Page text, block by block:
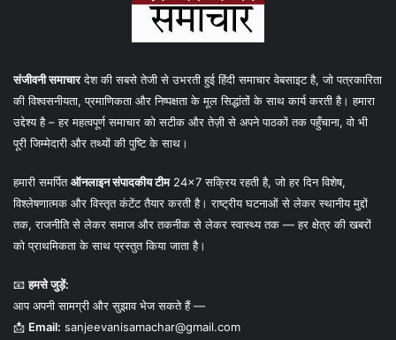
संजीवनी समाचारदेश की सबसे तेजी से उभरती हुई हिंदी समाचार वेबसाइट है, जो पत्रकारिता
की विश्वसनीयता, प्रमाणिकता और निष्पक्षता के मूल सिद्धांतों के साथ कार्य करती है। हमारा
उद्देश्य है – हर महत्वपूर्ण समाचार को सटीक और तेज़ी से अपने पाठकों तक पहुँचाना, वो भी
पूरी जिम्मेदारी और तथ्यों की पुष्टि के साथ।
हमारी समर्पितऑनलाइन संपादकीय टीम24×7 सक्रिय रहती है, जो हर दिन विशेष,
विश्लेषणात्मक और विस्तृत कंटेंट तैयार करती है। राष्ट्रीय घटनाओं से लेकर स्थानीय मुद्दों
तक, राजनीति से लेकर समाज और तकनीक से लेकर स्वास्थ्य तक — हर क्षेत्र की खबरों
को प्राथमिकता के साथ प्रस्तुत किया जाता है।
📧हमसे जुड़ें:
आप अपनी सामग्री और सुझाव भेज सकते हैं —
📩 Email: sanjeevanisamachar@gmail.com